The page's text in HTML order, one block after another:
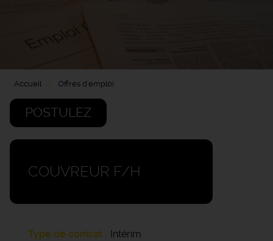
Accueil Offres d'emploi
POSTULEZ
COUVREUR F/H
Type de contrat
Intérim